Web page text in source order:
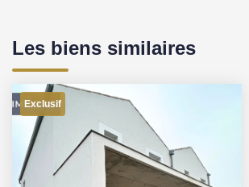
Les biens similaires
Exclusif